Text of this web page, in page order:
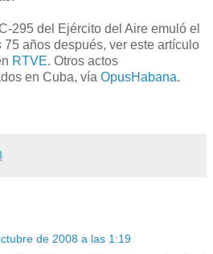
295 del Ejército del Aire emuló el
75 años después, ver este artículo
RTVE. Otros actos
en Cuba, vía OpusHabana.
de 2008 a las 1:19